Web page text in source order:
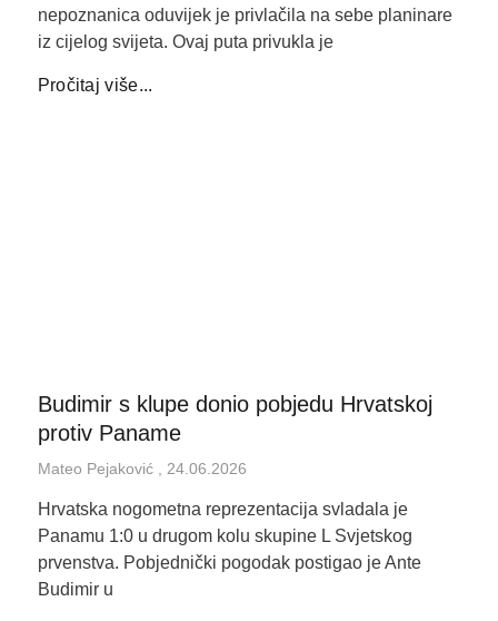
nepoznanica oduvijek je privlačila na sebe planinare
iz cijelog svijeta. Ovaj puta privukla je
Pročitaj više...
Budimir s klupe donio pobjedu Hrvatskoj
protiv Paname
Mateo Pejaković 24.06.2026
Hrvatska nogometna reprezentacija svladala je
Panamu 1:0 u drugom kolu skupine L Svjetskog
prvenstva. Pobjednički pogodak postigao je Ante
Budimir u